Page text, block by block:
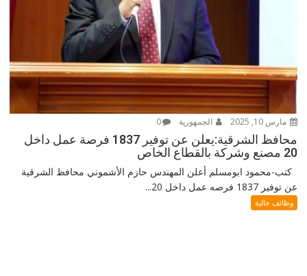
مارس 10, 2025 الجمهورية 0
محافظ الشرقية:يعلن عن توفير 1837 فرصة عمل داخل
20 مصنع وشركة بالقطاع الخاص
كتب-محمود ابومسلم أعلن المهندس حازم الأشموني محافظ الشرقية
عن توفير 1837 فرصه عمل داخل 20...
وظائف خالية